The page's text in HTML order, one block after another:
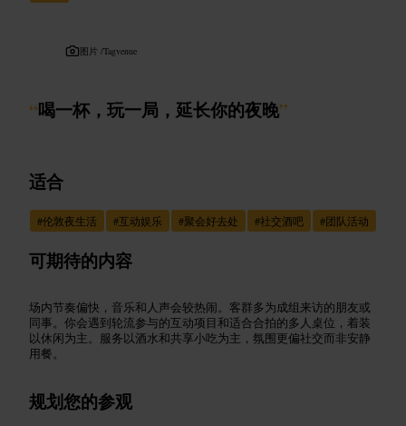
图片 /Tagvenue
“喝一杯，玩一局，延长你的夜晚”
适合
#伦敦夜生活 #互动娱乐 #聚会好去处 #社交酒吧 #团队活动
可期待的内容
场内节奏偏快，音乐和人声会较热闹。客群多为成组来访的朋友或
同事。你会遇到轮流参与的互动项目和适合合拍的多人桌位，着装
以休闲为主。服务以酒水和共享小吃为主，氛围更偏社交而非安静
用餐。
规划您的参观